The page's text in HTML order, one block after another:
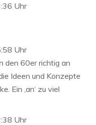
Uhr
Uhr
den 60er richtig an
Ideen und Konzepte
Ein ‚an‘ zu viel
Uhr